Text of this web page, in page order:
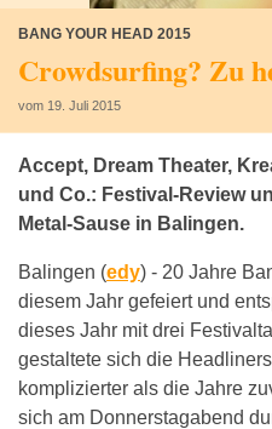
BANG YOUR HEAD 2015
Crowdsurfing? Zu
vom 19. Juli 2015
Accept, Dream Theater,
und Co.: Festival-Review
Metal-Sause in Balingen.
Balingen (edy) - 20 Jahre
diesem Jahr gefeiert und
dieses Jahr mit drei
gestaltete sich die
komplizierter als die Jahre
sich am Donnerstagabend